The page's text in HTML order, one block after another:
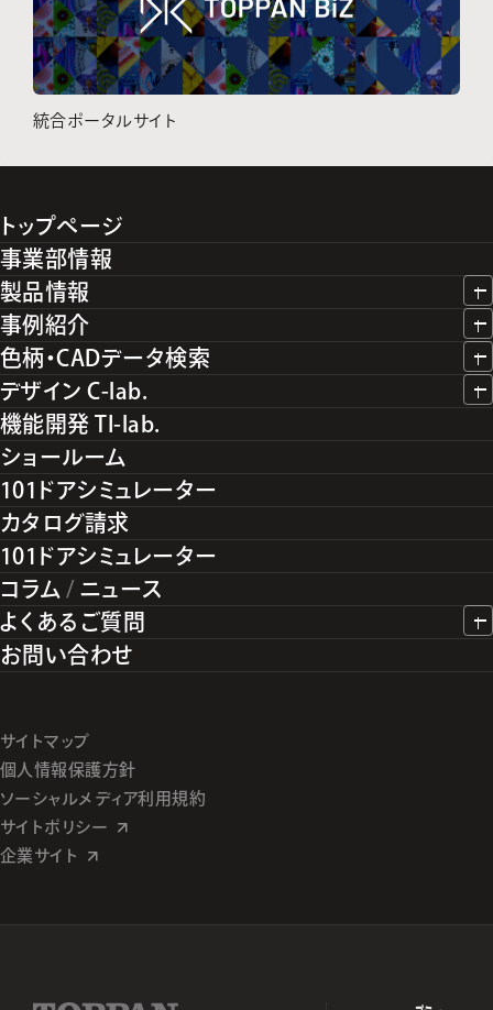
統合ポータルサイト
トップページ
事業部情報
製品情報
事例紹介
色柄・CADデータ検索
デザイン C-lab.
機能開発 TI-lab.
ショールーム
101ドアシミュレーター
カタログ請求
101ドアシミュレーター
コラム /ニュース
よくあるご質問
お問い合わせ
サイトマップ
個人情報保護方針
ソーシャルメディア利用規約
サイトポリシー
企業サイト